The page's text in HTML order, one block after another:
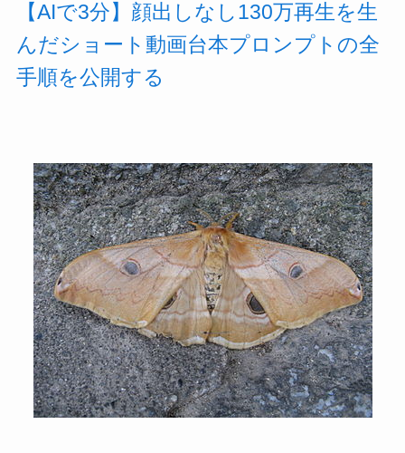
【AIで3分】顔出しなし130万再生を生
んだショート動画台本プロンプトの全
手順を公開する